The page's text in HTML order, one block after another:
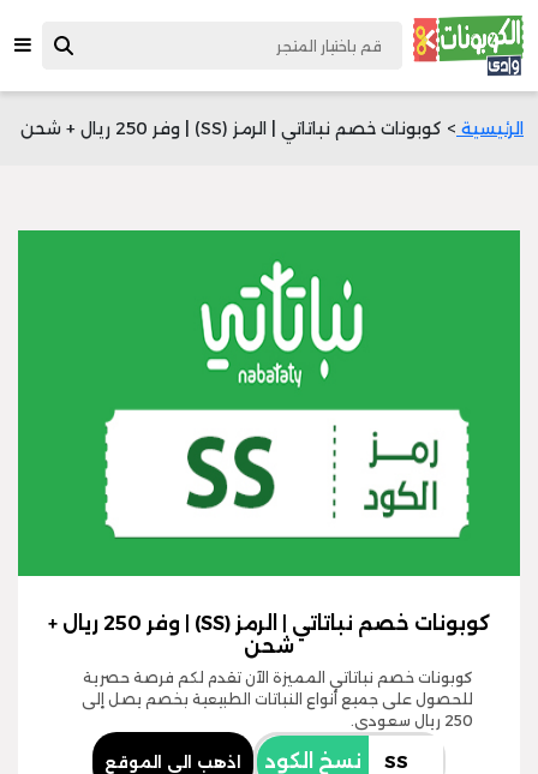
الرئيسية > كوبونات خصم نباتاتي | الرمز (SS) | وفر 250 ريال + شحن
كوبونات خصم نباتاتي | الرمز (SS) | وفر 250 ريال +
شحن
كوبونات خصم نباتاتي المميزة الآن تقدم لكم فرصة حصرية
للحصول على جميع أنواع النباتات الطبيعية بخصم يصل إلى
250 ريال سعودي.
نسخ الكود اذهب الى الموقع